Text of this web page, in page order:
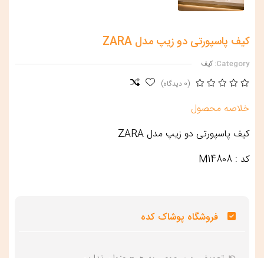
کیف پاسپورتی دو زیپ مدل ZARA
Category: کیف
(0 دیدگاه)
خلاصه محصول
کیف پاسپورتی دو زیپ مدل ZARA
کد : M14808
فروشگاه پوشاک کده